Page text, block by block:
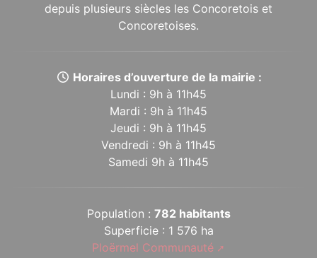
depuis plusieurs siècles les Concoretois et
Concoretoises.
Horaires d’ouverture de la mairie :
Lundi : 9h à 11h45
Mardi : 9h à 11h45
Jeudi : 9h à 11h45
Vendredi : 9h à 11h45
Samedi 9h à 11h45
Population : 782 habitants
Superficie : 1 576 ha
Ploërmel Communauté